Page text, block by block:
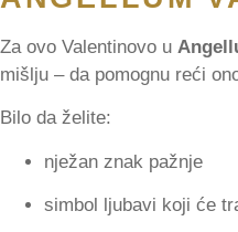
Za ovo Valentinovo u
mišlju – da pomognu reći
Bilo da želite:
nježan znak pažnje
simbol ljubavi koji će